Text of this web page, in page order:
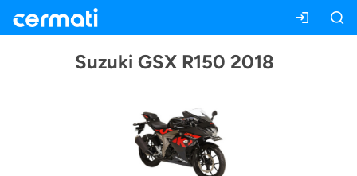
Suzuki GSX R150 2018